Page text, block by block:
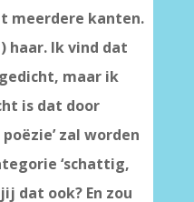
meerdere kanten.
haar. Ik vind dat
maar ik
is dat door
zal worden
‘schattig,
dat ook? En zou